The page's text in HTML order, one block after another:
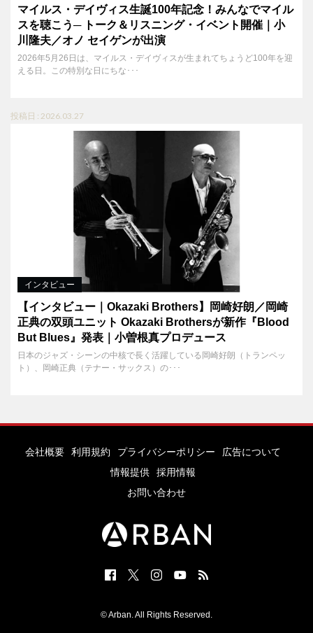
マイルス・デイヴィス生誕100年記念！みんなでマイル
スを聴こう─ トーク＆リスニング・イベント開催｜小
川隆夫／オノ セイゲンが出演
2026年5月26日は、マイルス・デイヴィスが生まれてちょうど100年を迎
える日。この特別な日にちな･･･
投稿日 : 2026.03.27
インタビュー
【インタビュー｜Okazaki Brothers】岡崎好朗／岡崎
正典の双頭ユニット Okazaki Brothersが新作『Blood
But Blues』発表｜小曽根真プロデュース
日本のジャズ・シーンの中核で長く活躍している岡崎好朗（トランペッ
ト）、岡崎正典（テナー・サックス）の･･･
会社概要 利用規約 プライバシーポリシー
広告について
情報提供
採用情報
お問い合わせ
© Arban. All Rights Reserved.